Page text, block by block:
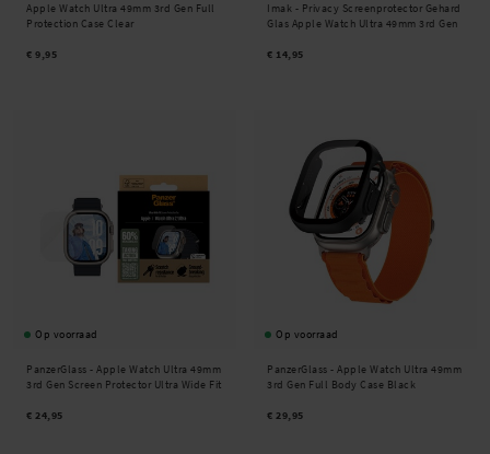
Apple Watch Ultra 49mm 3rd Gen Full
Protection Case Clear
€ 9,95
Imak - Privacy Screenprotector Gehard
Glas Apple Watch Ultra 49mm 3rd Gen
€ 14,95
Op voorraad
PanzerGlass - Apple Watch Ultra 49mm
3rd Gen Screen Protector Ultra Wide Fit
€ 24,95
Op voorraad
PanzerGlass - Apple Watch Ultra 49mm
3rd Gen Full Body Case Black
€ 29,95